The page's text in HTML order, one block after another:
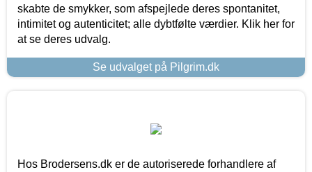
skabte de smykker, som afspejlede deres spontanitet,
intimitet og autenticitet; alle dybtfølte værdier. Klik her for
at se deres udvalg.
Se udvalget på Pilgrim.dk
Hos Brodersens.dk er de autoriserede forhandlere af